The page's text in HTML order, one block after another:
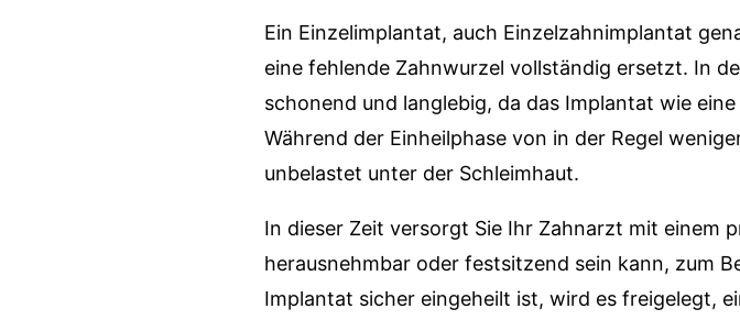
Ein Einzelimplantat, auch Einzelzahnimplantat
eine fehlende Zahnwurzel vollständig ersetzt. In
schonend und langlebig, da das Implantat wie
Während der Einheilphase von in der Regel
unbelastet unter der Schleimhaut.
In dieser Zeit versorgt Sie Ihr Zahnarzt mit einem
herausnehmbar oder festsitzend sein kann, zum
Implantat sicher eingeheilt ist, wird es freigelegt,